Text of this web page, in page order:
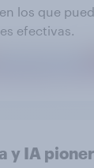
los que
efectivas.
y IA